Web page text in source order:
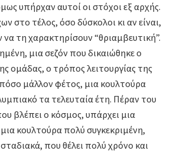
υπήρχαν αυτοί οι στόχοι εξ αρχής.
στο τέλος, όσο δύσκολοι κι αν είναι,
τη χαρακτηρίσουν “θριαμβευτική”.
μια σεζόν που δικαιώθηκε ο
ομάδας, ο τρόπος λειτουργίας της
μάλλον φέτος, μια κουλτούρα
τα τελευταία έτη. Πέραν του
βλέπει ο κόσμος, υπάρχει μια
κουλτούρα πολύ συγκεκριμένη,
που θέλει πολύ χρόνο και